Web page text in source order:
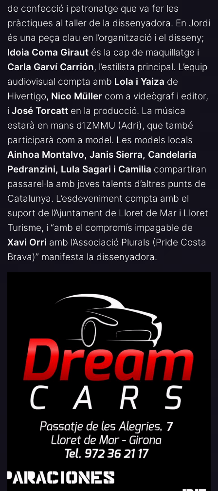
de confecció i patronatge que va fer les
pràctiques al taller de la dissenyadora. En Jordi
és una peça clau en l’organització i el disseny;
Idoia Coma Giraut és la cap de maquillatge i
Carla Garví Carrión, l’estilista principal. L’equip
audiovisual compta amb Lola i Yaiza de
Hivertigo, Nico Müller com a videògraf i editor,
i José Torcatt en la producció. La música
estarà en mans d’IZMMU (Adri), que també
participarà com a model. Les models locals
Ainhoa Montalvo, Janis Sierra, Candelaria
Pedranzini, Lula Sagari i Camilia compartiran
passarel·la amb joves talents d’altres punts de
Catalunya. L’esdeveniment compta amb el
suport de l’Ajuntament de Lloret de Mar i Lloret
Turisme, i “amb el compromís impagable de
Xavi Orri amb l’Associació Plurals (Pride Costa
Brava)” manifesta la dissenyadora.